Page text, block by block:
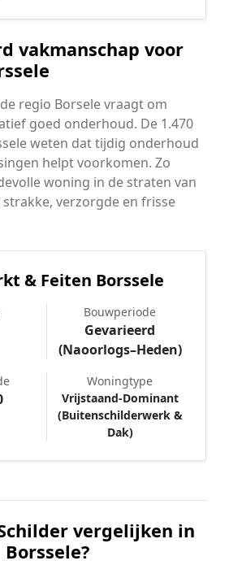
vakmanschap voor
regio Borsele vraagt om
goed onderhoud. De 1.470
weten dat tijdig onderhoud
helpt voorkomen. Zo
woning in de straten van
verzorgde en frisse
& Feiten Borssele
Bouwperiode
Gevarieerd
(Naoorlogs–Heden)
Woningtype
Vrijstaand-Dominant
(Buitenschilderwerk &
Dak)
vergelijken in
Borssele?